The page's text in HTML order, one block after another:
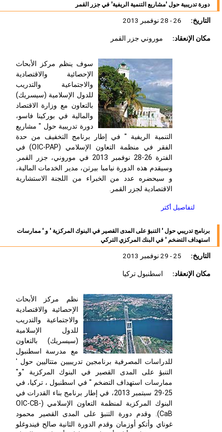
دورة تدريبية حول 'مشاريع التنمية الريفية' في جزر القمر
التاريخ:
مكان الإنعقاد:
موروني جزر القمر
سوف ينظم مركز الأبحاث
الإحصائية والاقتصادية
والاجتماعية والتدريب
للدول الإسلامية (سيسريك)
بالتعاون مع وزارة الاقتصاد
والمالية في بوركينا فاسو،
دورة تدريبية حول " مشاريع
التنمية الريفية " في إطار برنامج التخفيف من حدة
الفقر في منظمة التعاون الإسلامي (OIC-PAP) في
الفترة 26-28 نوفمبر 2013 في موروني، جزر القمر.
وسيقدم هذه الدورة نيامبا بيرتن، مدير الخدمات المالية،
و سيحضره عدد من الخبراء من اللجنة الاستشارية
الاقتصادية لجزر القمر.
لتفاصيل أكثر
برنامج تدريبي حول ' التنبؤ على المدى القصير في البنوك المركزية ' و ' ممارسات
استهداف التضخم ' في البنك المركزي التركي
التاريخ:
مكان الإنعقاد:
اسطنبول تركيا
نظم مركز الأبحاث
الإحصائية والاقتصادية
والاجتماعية والتدريب
للدول الإسلامية
(سيسريك) بالتعاون
مع مدرسة اسطنبول
للدراسات المصرفية برنامجين تدريبيين متتاليين حول '
التنبؤ على المدى القصير في البنوك المركزية "و"
ممارسات استهداف التضخم " في اسطنبول ، تركيا، في
25-29 سبتمبر 2013، في إطار برنامج بناء القدرات في
البنوك المركزية لمنظمة التعاون الإسلامي (OIC-CB-
CaB). وقدم دورة التنبؤ على المدى القصير محمود
غوناي وأتكو أوزمان وقدم الدورة الثانية صالح فيندوغلو